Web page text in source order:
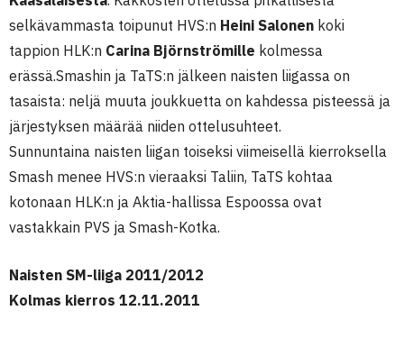
selkävammasta toipunut HVS:n Heini Salonen koki
tappion HLK:n Carina Björnströmille kolmessa
erässä.Smashin ja TaTS:n jälkeen naisten liigassa on
tasaista: neljä muuta joukkuetta on kahdessa pisteessä ja
järjestyksen määrää niiden ottelusuhteet.
Sunnuntaina naisten liigan toiseksi viimeisellä kierroksella
Smash menee HVS:n vieraaksi Taliin, TaTS kohtaa
kotonaan HLK:n ja Aktia-hallissa Espoossa ovat
vastakkain PVS ja Smash-Kotka.
Naisten SM-liiga 2011/2012
Kolmas kierros 12.11.2011